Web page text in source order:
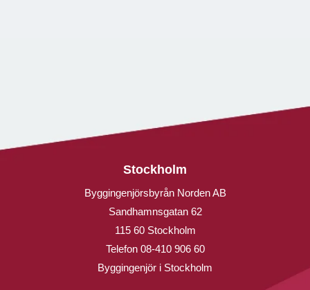
Stockholm
Byggingenjörsbyrån Norden AB
Sandhamnsgatan 62
115 60 Stockholm
Telefon 08-410 906 60
Byggingenjör i Stockholm